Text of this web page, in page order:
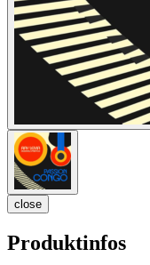
close
Produktinfos